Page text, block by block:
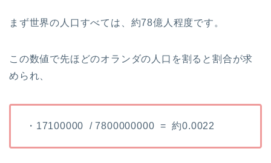
まず世界の人口すべては、約78億人程度です。
この数値で先ほどのオランダの人口を割ると割合が求
められ、
・17100000 / 7800000000 = 約0.0022